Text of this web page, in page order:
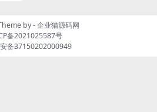
by -企业猫源码网
备2021025587号
备37150202000949